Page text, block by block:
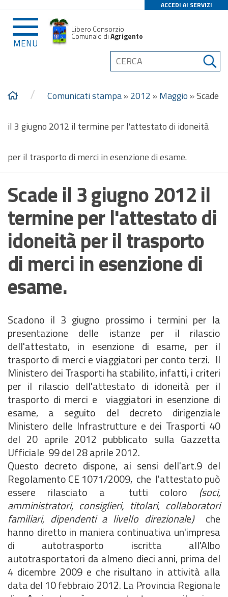
ACCEDI AI SERVIZI
MENU
Libero Consorzio
Comunale diAgrigento
/ Comunicati stampa»2012 »Maggio »Scade
il 3 giugno 2012 il termine per l'attestato di idoneità
per il trasporto di merci in esenzione di esame.
Scade il 3 giugno 2012 il
termine per l'attestato di
idoneità per il trasporto
di merci in esenzione di
esame.
Scadono il 3 giugno prossimo i termini per la
presentazione delle istanze per il rilascio
dell'attestato, in esenzione di esame, per il
trasporto di merci e viaggiatori per conto terzi. Il
Ministero dei Trasporti ha stabilito, infatti, i criteri
per il rilascio dell'attestato di idoneità per il
trasporto di merci e viaggiatori in esenzione di
esame, a seguito del decreto dirigenziale
Ministero delle Infrastrutture e dei Trasporti 40
del 20 aprile 2012 pubblicato sulla Gazzetta
Ufficiale 99 del 28 aprile 2012.
Questo decreto dispone, ai sensi dell'art.9 del
Regolamento CE 1071/2009, che l'attestato può
essere rilasciato a tutti coloro (soci,
amministratori, consiglieri, titolari, collaboratori
familiari, dipendenti a livello direzionale)
che
hanno diretto in maniera continuativa un'impresa
di autotrasporto iscritta all'Albo
autotrasportatori da almeno dieci anni, prima del
4 dicembre 2009 e che risultano in attività alla
data del 10 febbraio 2012. La Provincia Regionale